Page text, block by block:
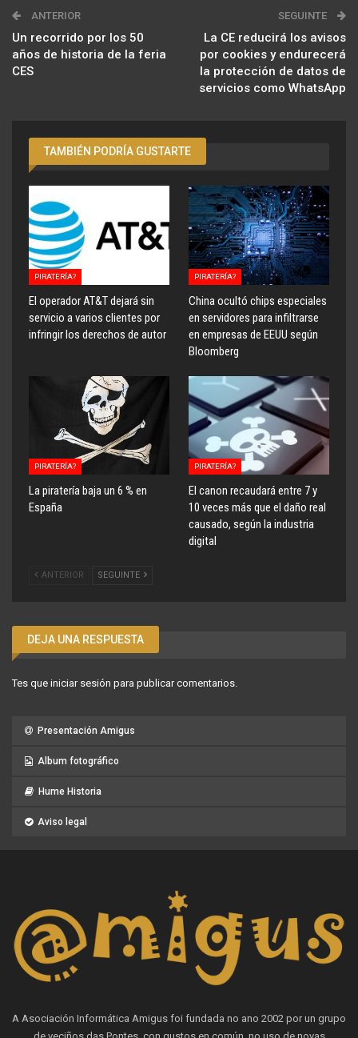
ANTERIOR
Un recorrido por los 50
años de historia de la feria
CES
SEGUINTE
La CE reducirá los avisos
por cookies y endurecerá
la protección de datos de
servicios como WhatsApp
TAMBIÉN PODRÍA GUSTARTE
PIRATERÍA?
El operador AT&T dejará sin
servicio a varios clientes por
infringir los derechos de autor
PIRATERÍA?
China ocultó chips especiales
en servidores para infiltrarse
en empresas de EEUU según
Bloomberg
PIRATERÍA?
La piratería baja un 6 % en
España
PIRATERÍA?
El canon recaudará entre 7 y
10 veces más que el daño real
causado, según la industria
digital
ANTERIOR SEGUINTE
DEJA UNA RESPUESTA
Tes que iniciar sesión para publicar comentarios.
Presentación Amigus
Album fotográfico
Hume Historia
Aviso legal
A Asociación Informática Amigus foi fundada no ano 2002 por un grupo